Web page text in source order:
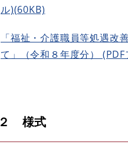
ル)(60KB)
「福祉・介護職員等処遇
て」（令和８年度分）
２ 様式